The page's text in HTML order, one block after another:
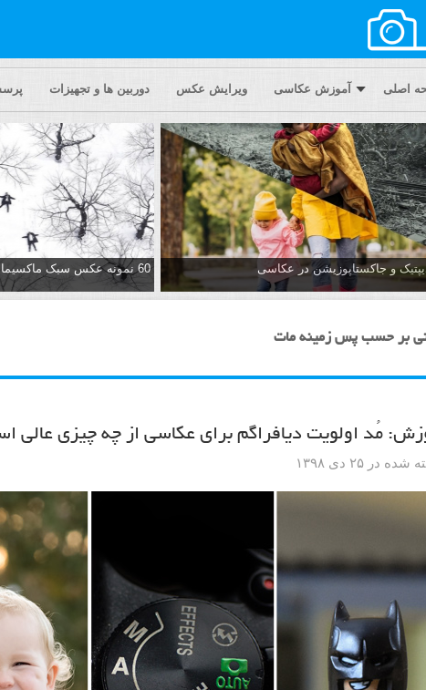
اصلی آموزش عکاسی ویرایش عکس دوربین ها و تجهیزات
و جاکستا‌پوزیشن در عکاسی 60 نمونه عکس سبک ماکسیمالیسم
بر حسب پس زمینه مات
مُد اولویت دیافراگم برای عکاسی از چه چیزی عالی
در ۲۵ دی ۱۳۹۸